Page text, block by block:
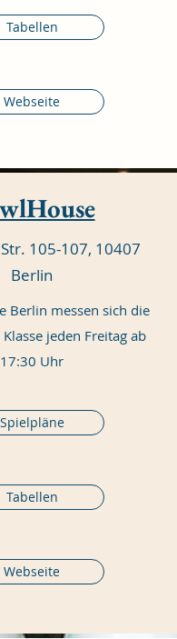
Tabellen
Webseite
105-107, 10407
Berlin
Berlin messen sich die
jeden Freitag ab
17:30 Uhr
Spielpläne
Tabellen
Webseite